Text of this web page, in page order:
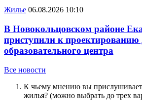
Жилье 06.08.2026 10:10
В Новокольцовском районе
приступили к проектированию
образовательного центра
Все новости
К чьему мнению вы
жилья? (можно выбрать до трех